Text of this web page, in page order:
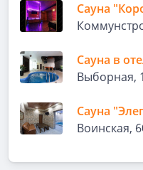
Сауна
Сауна в
Выборная,
Сауна
Воинская,